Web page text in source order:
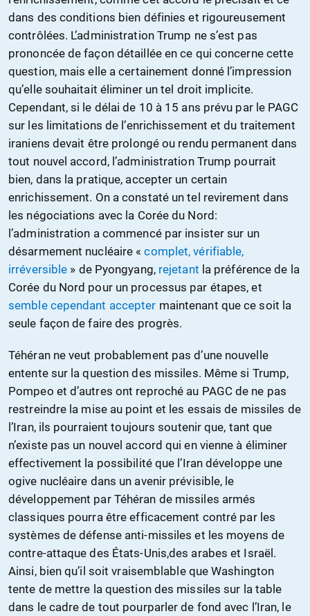
dans des conditions bien définies et rigoureusement
contrôlées. L’administration Trump ne s’est pas
prononcée de façon détaillée en ce qui concerne cette
question, mais elle a certainement donné l’impression
qu’elle souhaitait éliminer un tel droit implicite.
Cependant, si le délai de 10 à 15 ans prévu par le PAGC
sur les limitations de l’enrichissement et du traitement
iraniens devait être prolongé ou rendu permanent dans
tout nouvel accord, l’administration Trump pourrait
bien, dans la pratique, accepter un certain
enrichissement. On a constaté un tel revirement dans
les négociations avec la Corée du Nord:
l’administration a commencé par insister sur un
désarmement nucléaire «complet, vérifiable,
irréversible » de Pyongyang, rejetant la préférence de la
Corée du Nord pour un processus par étapes, et
semble cependant accepter maintenant que ce soit la
seule façon de faire des progrès.
Téhéran ne veut probablement pas d’une nouvelle
entente sur la question des missiles. Même si Trump,
Pompeo et d’autres ont reproché au PAGC de ne pas
restreindre la mise au point et les essais de missiles de
l’Iran, ils pourraient toujours soutenir que, tant que
n’existe pas un nouvel accord qui en vienne à éliminer
effectivement la possibilité que l’Iran développe une
ogive nucléaire dans un avenir prévisible, le
développement par Téhéran de missiles armés
classiques pourra être efficacement contré par les
systèmes de défense anti-missiles et les moyens de
contre-attaque des États-Unis,des arabes et Israël.
Ainsi, bien qu’il soit vraisemblable que Washington
tente de mettre la question des missiles sur la table
dans le cadre de tout pourparler de fond avec l’Iran, le